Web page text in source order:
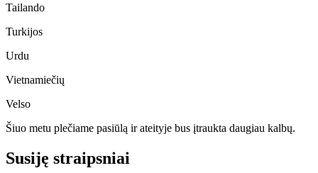
Tailando
Turkijos
Urdu
Vietnamiečių
Velso
Šiuo metu plečiame pasiūlą ir ateityje bus įtraukta daugiau kalbų.
Susiję straipsniai